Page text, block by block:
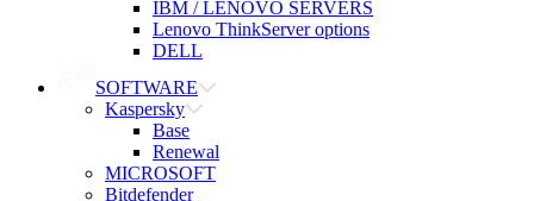
IBM / LENOVO SERVERS
Lenovo ThinkServer options
DELL
SOFTWARE
Kaspersky
Base
Renewal
MICROSOFT
Bitdefender